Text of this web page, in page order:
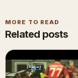
MORE TO READ
Related posts